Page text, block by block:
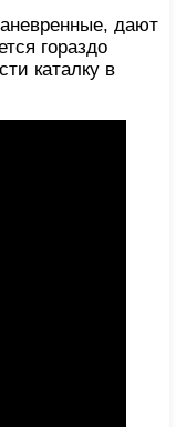
дают
гораздо
каталку в